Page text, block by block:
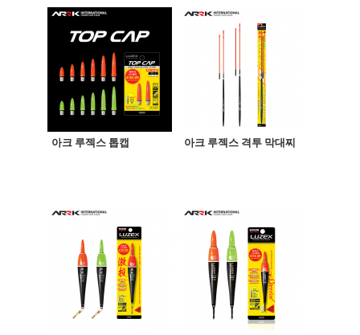
아크 루젝스 톱캡 아크 루젝스 격투 막대찌